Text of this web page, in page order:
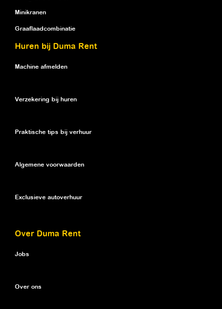
Minikranen
Graaflaadcombinatie
Huren bij Duma Rent
Machine afmelden
Verzekering bij huren
Praktische tips bij verhuur
Algemene voorwaarden
Exclusieve autoverhuur
Over Duma Rent
Jobs
Over ons